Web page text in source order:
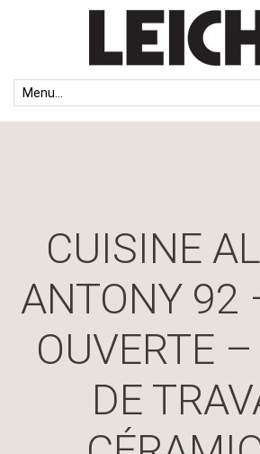
CUISINE
ANTONY 92
OUVERTE
DE